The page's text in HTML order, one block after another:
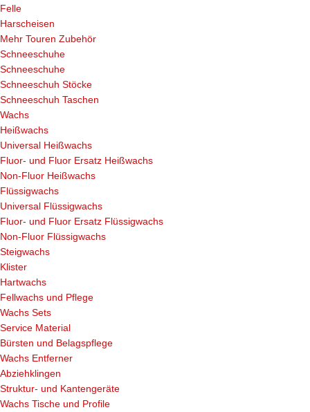
Felle
Harscheisen
Mehr Touren Zubehör
Schneeschuhe
Schneeschuhe
Schneeschuh Stöcke
Schneeschuh Taschen
Wachs
Heißwachs
Universal Heißwachs
Fluor- und Fluor Ersatz Heißwachs
Non-Fluor Heißwachs
Flüssigwachs
Universal Flüssigwachs
Fluor- und Fluor Ersatz Flüssigwachs
Non-Fluor Flüssigwachs
Steigwachs
Klister
Hartwachs
Fellwachs und Pflege
Wachs Sets
Service Material
Bürsten und Belagspflege
Wachs Entferner
Abziehklingen
Struktur- und Kantengeräte
Wachs Tische und Profile